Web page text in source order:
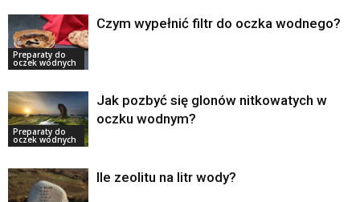
Preparaty do
oczek wodnych
Czym wypełnić filtr do oczka wodnego?
Preparaty do
oczek wodnych
Jak pozbyć się glonów nitkowatych w
oczku wodnym?
Ile zeolitu na litr wody?